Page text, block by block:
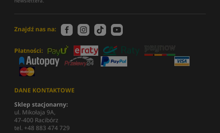
Znajdź nas na:
Płatności:
DANE KONTAKTOWE
Sklep stacjonarny:
ul. Mikołaja 9A,
47-400 Racibórz
tel. +48 883 474 729